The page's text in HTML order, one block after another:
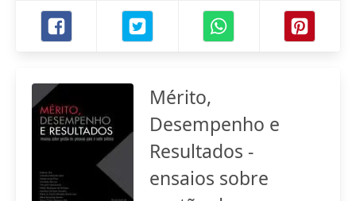
Mérito,
Desempenho e
Resultados -
ensaios sobre